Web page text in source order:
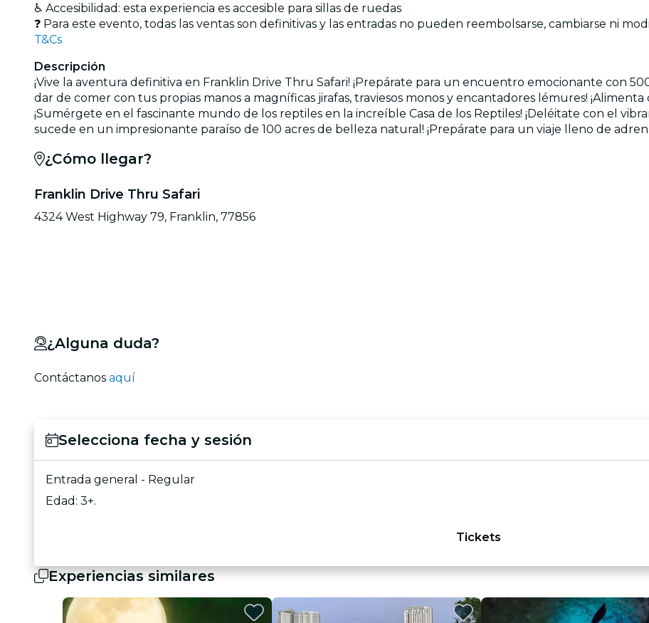
♿ Accesibilidad: esta experiencia es accesible para sillas de ruedas
❓ Para este evento, todas las ventas son definitivas y las entradas no pueden reembolsarse, cambiarse ni
T&Cs
Descripción
¡Vive la aventura definitiva en Franklin Drive Thru Safari! ¡Prepárate para un encuentro emocionante con
dar de comer con tus propias manos a magníficas jirafas, traviesos monos y encantadores lémures!
¡Sumérgete en el fascinante mundo de los reptiles en la increíble Casa de los Reptiles! ¡Deléitate con el
sucede en un impresionante paraíso de 100 acres de belleza natural! ¡Prepárate para un viaje lleno de
¿Cómo llegar?
Franklin Drive Thru Safari
4324 West Highway 79, Franklin, 77856
¿Alguna duda?
Contáctanos aquí
Selecciona fecha y sesión
Entrada general - Regular
Edad: 3+.
Tickets
Experiencias similares